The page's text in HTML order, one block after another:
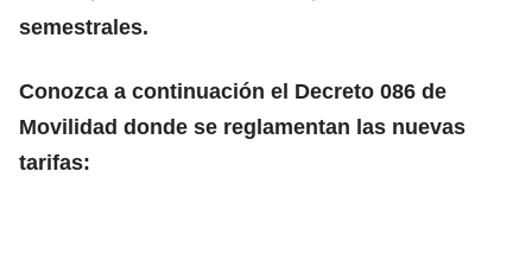
semestrales.
Conozca a continuación el Decreto 086 de
Movilidad donde se reglamentan las nuevas
tarifas: